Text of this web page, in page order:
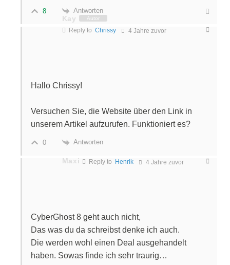
8 Antworten
Kay Autor
Reply to Chrissy 4 Jahre zuvor
Hallo Chrissy!
Versuchen Sie, die Website über den Link in
unserem Artikel aufzurufen. Funktioniert es?
0 Antworten
Maxi Reply to Henrik 4 Jahre zuvor
CyberGhost 8 geht auch nicht,
Das was du da schreibst denke ich auch.
Die werden wohl einen Deal ausgehandelt
haben. Sowas finde ich sehr traurig…